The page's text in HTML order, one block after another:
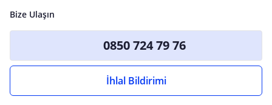
Bize Ulaşın
0850 724 79 76
İhlal Bildirimi